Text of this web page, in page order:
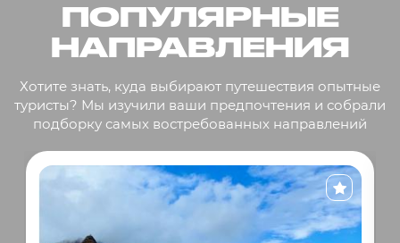
ПОПУЛЯРНЫЕ
НАПРАВЛЕНИЯ
Хотите знать, куда выбирают путешествия опытные
туристы? Мы изучили ваши предпочтения и собрали
подборку самых востребованных направлений